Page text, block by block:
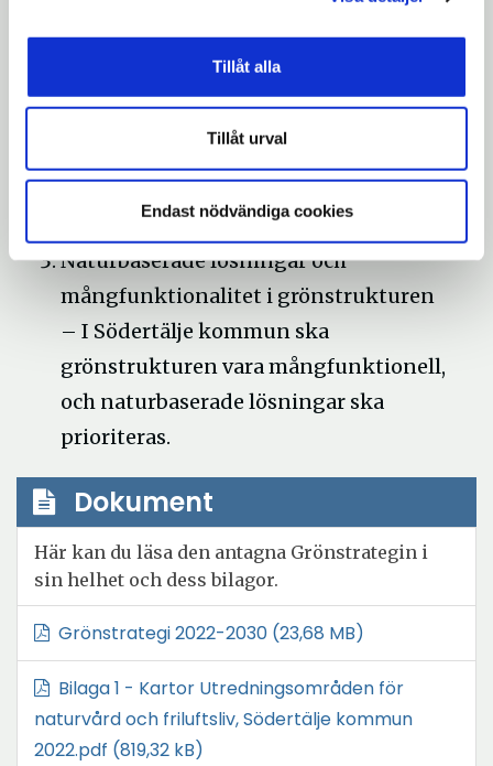
Tillåt alla
Tillåt urval
Endast nödvändiga cookies
biologiska mångfalden bevaras och
naturområden och grönska av hög
Naturbaserade lösningar och
mångfunktionalitet i grönstrukturen
– I Södertälje kommun ska
grönstrukturen vara mångfunktionell,
och naturbaserade lösningar ska
prioriteras.
Dokument
Här kan du läsa den antagna Grönstrategin i
sin helhet och dess bilagor.
Grönstrategi 2022-2030Ö
p
p
n
(23,68 MB)
Bilaga 1 - Kartor Utredningsområden för
naturvård och friluftsliv, Södertälje kommun
2022.pdf Ö
(819,32 kB)